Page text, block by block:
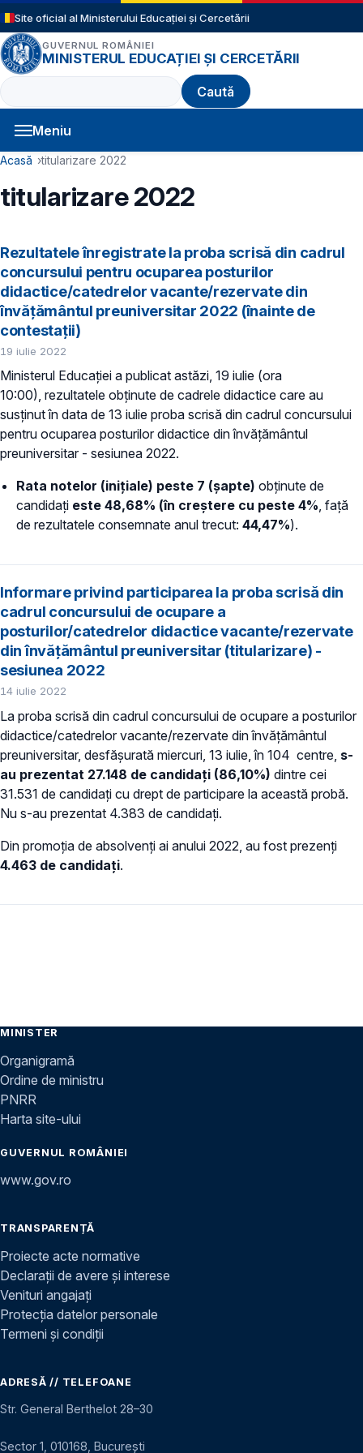
Sari la conținutul principal
Site oficial al Ministerului Educației și Cercetării
GUVERNUL ROMÂNIEI
MINISTERUL EDUCAȚIEI ȘI CERCETĂRII
Caută
Meniu
Navigație principală
Cale de navigare
Acasă titularizare 2022
titularizare 2022
Rezultatele înregistrate la proba scrisă din cadrul
concursului pentru ocuparea posturilor
didactice/catedrelor vacante/rezervate din
învăţământul preuniversitar 2022 (înainte de
contestaţii)
19 iulie 2022
Ministerul Educației a publicat astăzi, 19 iulie (ora
10:00), rezultatele obținute de cadrele didactice care au
susținut în data de 13 iulie proba scrisă din cadrul concursului
pentru ocuparea posturilor didactice din învățământul
preuniversitar - sesiunea 2022.
Rata notelor (inițiale) peste 7 (șapte) obținute de
candidați este 48,68% (în creștere cu peste 4%, față
de rezultatele consemnate anul trecut: 44,47%).
Informare privind participarea la proba scrisă din
cadrul concursului de ocupare a
posturilor/catedrelor didactice vacante/rezervate
din învățământul preuniversitar (titularizare) -
sesiunea 2022
14 iulie 2022
La proba scrisă din cadrul concursului de ocupare a posturilor
didactice/catedrelor vacante/rezervate din învăţământul
preuniversitar, desfăşurată miercuri, 13 iulie, în 104 centre, s-
au prezentat 27.148 de candidaţi (86,10%) dintre cei
31.531 de candidaţi cu drept de participare la această probă.
Nu s-au prezentat 4.383 de candidați.
Din promoţia de absolvenţi ai anului 2022, au fost prezenţi
4.463 de candidaţi.
MINISTER
Organigramă
Ordine de ministru
PNRR
Harta site-ului
GUVERNUL ROMÂNIEI
www.gov.ro
TRANSPARENȚĂ
Proiecte acte normative
Declarații de avere și interese
Venituri angajați
Protecția datelor personale
Termeni și condiții
ADRESĂ // TELEFOANE
Str. General Berthelot 28–30
Sector 1, 010168, București